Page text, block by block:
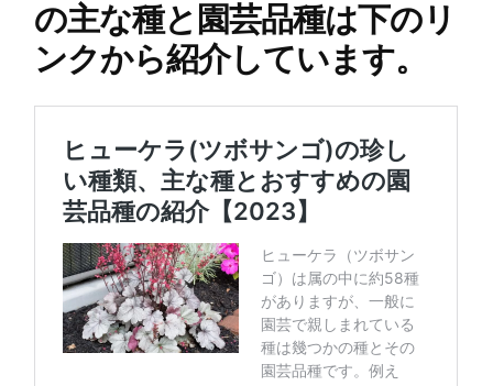
の主な種と園芸品種は下のリ
ンクから紹介しています。